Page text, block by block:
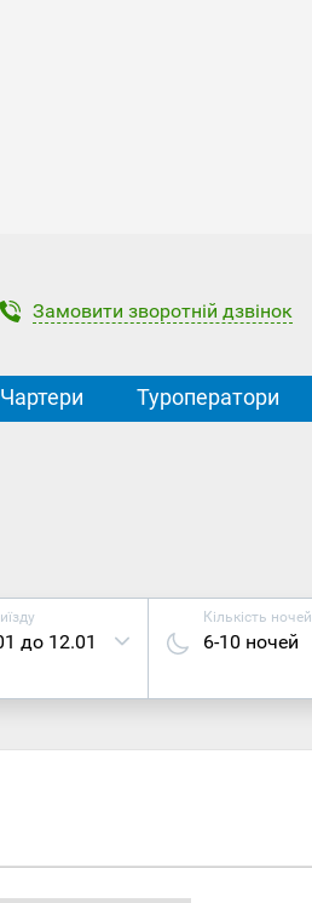
Замовити зворотній дзвінок
Чартери Туроператори
до 12.01
Кількість ночей
6-10 ночей